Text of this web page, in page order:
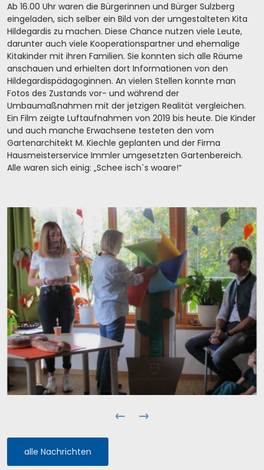
Ab 16.00 Uhr waren die Bürgerinnen und Bürger Sulzberg
eingeladen, sich selber ein Bild von der umgestalteten Kita
Hildegardis zu machen. Diese Chance nutzen viele Leute,
darunter auch viele Kooperationspartner und ehemalige
Kitakinder mit ihren Familien. Sie konnten sich alle Räume
anschauen und erhielten dort Informationen von den
Hildegardispädagoginnen. An vielen Stellen konnte man
Fotos des Zustands vor- und während der
Umbaumaßnahmen mit der jetzigen Realität vergleichen.
Ein Film zeigte Luftaufnahmen von 2019 bis heute. Die Kinder
und auch manche Erwachsene testeten den vom
Gartenarchitekt M. Kiechle geplanten und der Firma
Hausmeisterservice Immler umgesetzten Gartenbereich.
Alle waren sich einig: „Schee isch`s woare!“
alle Nachrichten